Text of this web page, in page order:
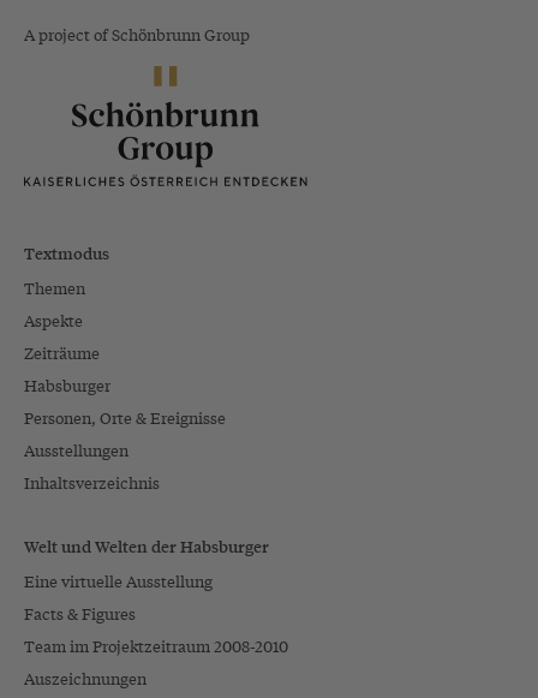
A project of Schönbrunn Group
Textmodus
Themen
Aspekte
Zeiträume
Habsburger
Personen, Orte & Ereignisse
Ausstellungen
Inhaltsverzeichnis
Welt und Welten der Habsburger
Eine virtuelle Ausstellung
Facts & Figures
Team im Projektzeitraum 2008-2010
Auszeichnungen